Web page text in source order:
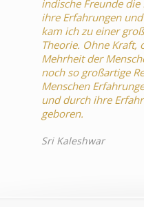
indische Freunde
ihre Erfahrungen
kam ich zu einer
Theorie. Ohne Kraft,
Mehrheit der
noch so großartige
Menschen
und durch ihre
geboren.
Sri Kaleshwar